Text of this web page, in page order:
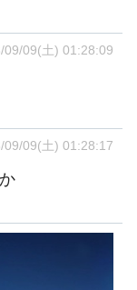
09/09(土) 01:28:09
09/09(土) 01:28:17